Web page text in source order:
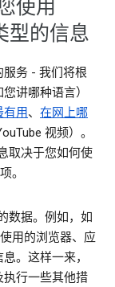
使用
型的信息
务 - 我们将根
讲哪种语言）
有用、 在网上哪
视频）。
取决于您如何使
。
数据。例如，如
用的浏览器、应
。这样一来，
行一些其他措